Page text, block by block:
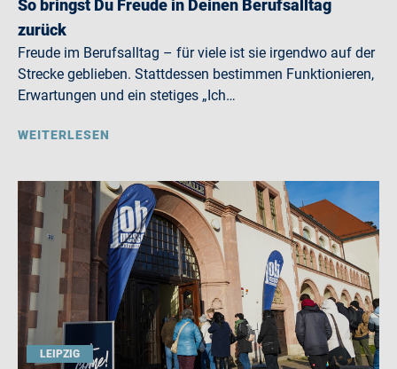
So bringst Du Freude in Deinen Berufsalltag
zurück
Freude im Berufsalltag – für viele ist sie irgendwo auf der
Strecke geblieben. Stattdessen bestimmen Funktionieren,
Erwartungen und ein stetiges „Ich…
WEITERLESEN
LEIPZIG